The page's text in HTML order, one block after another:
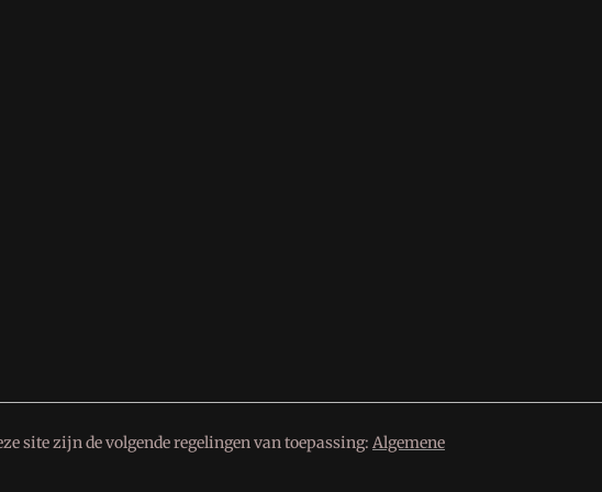
site zijn de volgende regelingen van toepassing: Algemene